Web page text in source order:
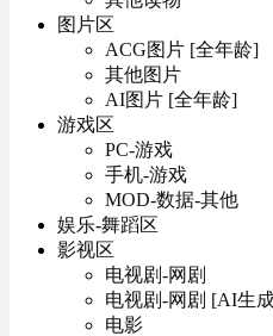
图片区
ACG图片 [全年龄]
其他图片
AI图片 [全年龄]
游戏区
PC-游戏
手机-游戏
MOD-数据-其他
娱乐-舞蹈区
影视区
电视剧-网剧
电视剧-网剧 [AI生
电影